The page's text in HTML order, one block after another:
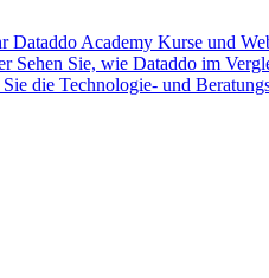
Dataddo Academy Kurse und
Sehen Sie, wie Dataddo im
die Technologie- und